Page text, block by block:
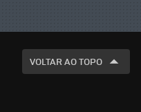
VOLTAR AO TOPO